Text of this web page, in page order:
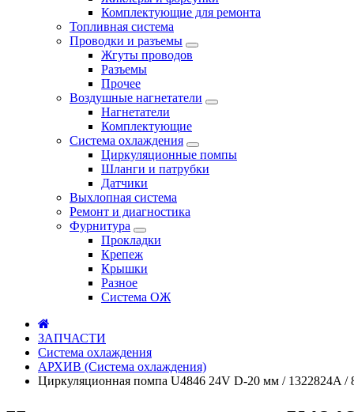
Комплектующие для ремонта
Топливная система
Проводки и разъемы
Жгуты проводов
Разъемы
Прочее
Воздушные нагнетатели
Нагнетатели
Комплектующие
Система охлаждения
Циркуляционные помпы
Шланги и патрубки
Датчики
Выхлопная система
Ремонт и диагностика
Фурнитура
Прокладки
Крепеж
Крышки
Разное
Система ОЖ
ЗАПЧАСТИ
Система охлаждения
АРХИВ (Система охлаждения)
Циркуляционная помпа U4846 24V D-20 мм / 1322824A /